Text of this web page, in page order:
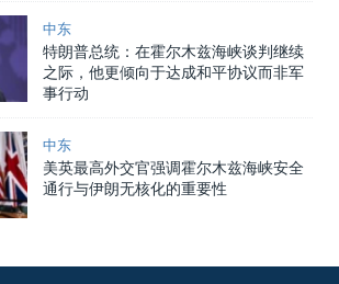
中东
特朗普总统：在霍尔木兹海峡谈判继续
之际，他更倾向于达成和平协议而非军
事行动
中东
美英最高外交官强调霍尔木兹海峡安全
通行与伊朗无核化的重要性